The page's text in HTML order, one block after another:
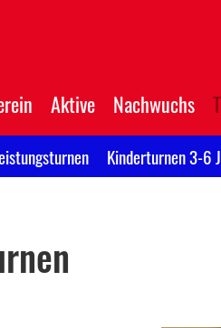
Aktive Nachwuchs
Kinderturnen 3-6